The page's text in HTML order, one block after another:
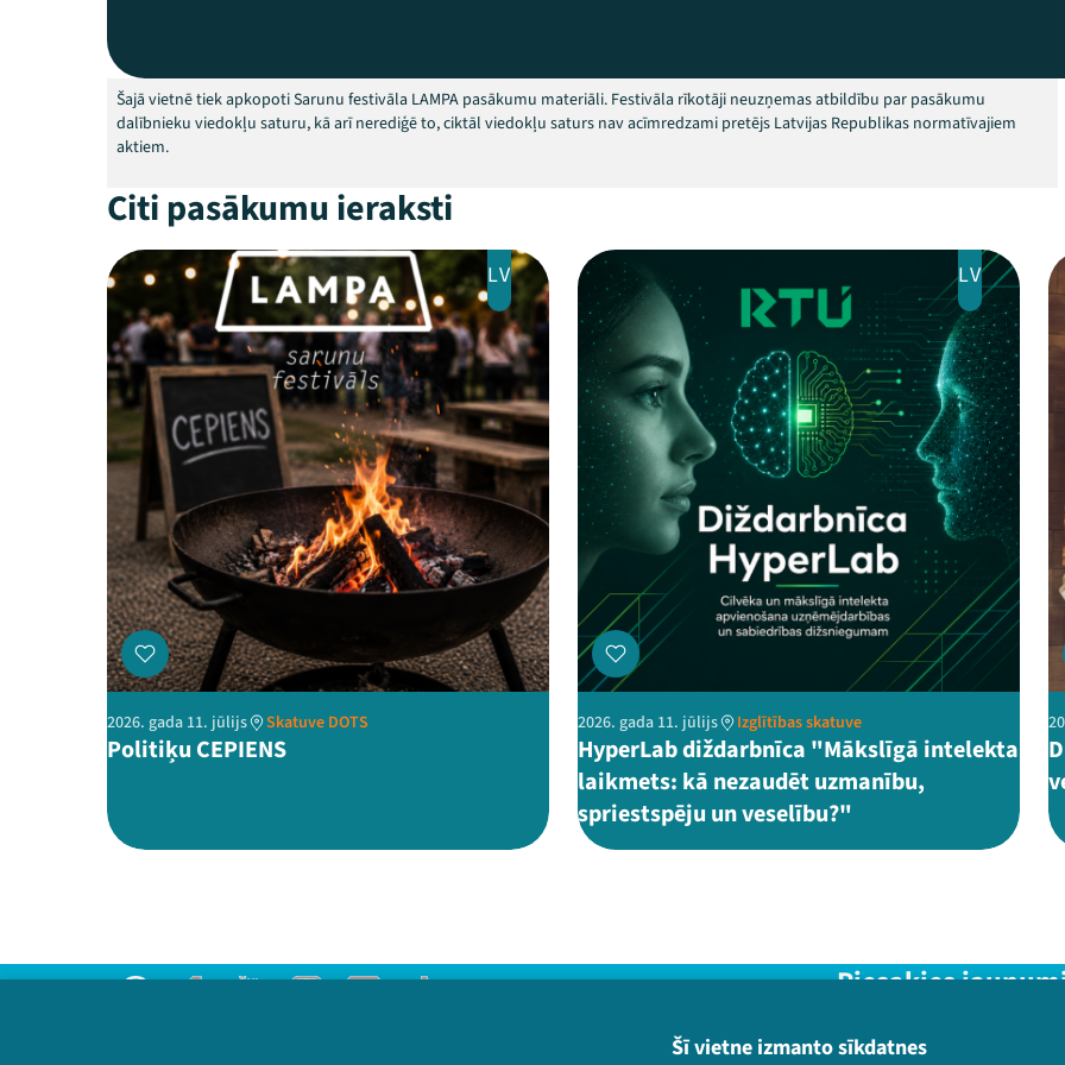
Šī vietne izmanto sīkdatnes
Šajā vietnē tiek apkopoti Sarunu festivāla LAMPA pasākumu materiāli. Festivāla rīkotāji neuzņemas atbildību par pasākumu
dalībnieku viedokļu saturu, kā arī nerediģē to, ciktāl viedokļu saturs nav acīmredzami pretējs Latvijas Republikas normatīvajiem
aktiem.
Citi pasākumu ieraksti
LV
2026. gada 11. jūlijs Skatuve DOTS
Politiķu CEPIENS
LV
2026. gada 11. jūlijs Izglītības skatuve
HyperLab diždarbnīca "Mākslīgā intelekta
laikmets: kā nezaudēt uzmanību,
spriestspēju un veselību?"
Piesakies
Nepalaid garām aktuālāko